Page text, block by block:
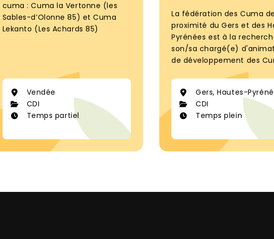
cuma : Cuma la Vertonne (les
Sables-d’Olonne 85) et Cuma
Lekanto (Les Achards 85)
Vendée
CDI
Temps partiel
La fédération des Cuma
proximité du Gers et des
Pyrénées est à la
son/sa chargé(e)
de développement des
Gers, Hautes-
CDI
Temps plein